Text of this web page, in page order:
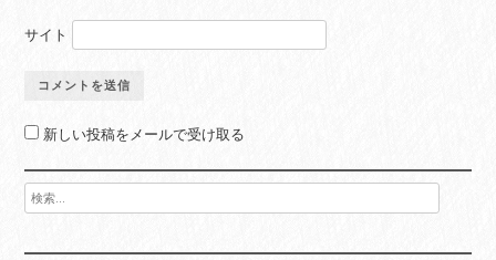
サイト
新しい投稿をメールで受け取る
検
索: